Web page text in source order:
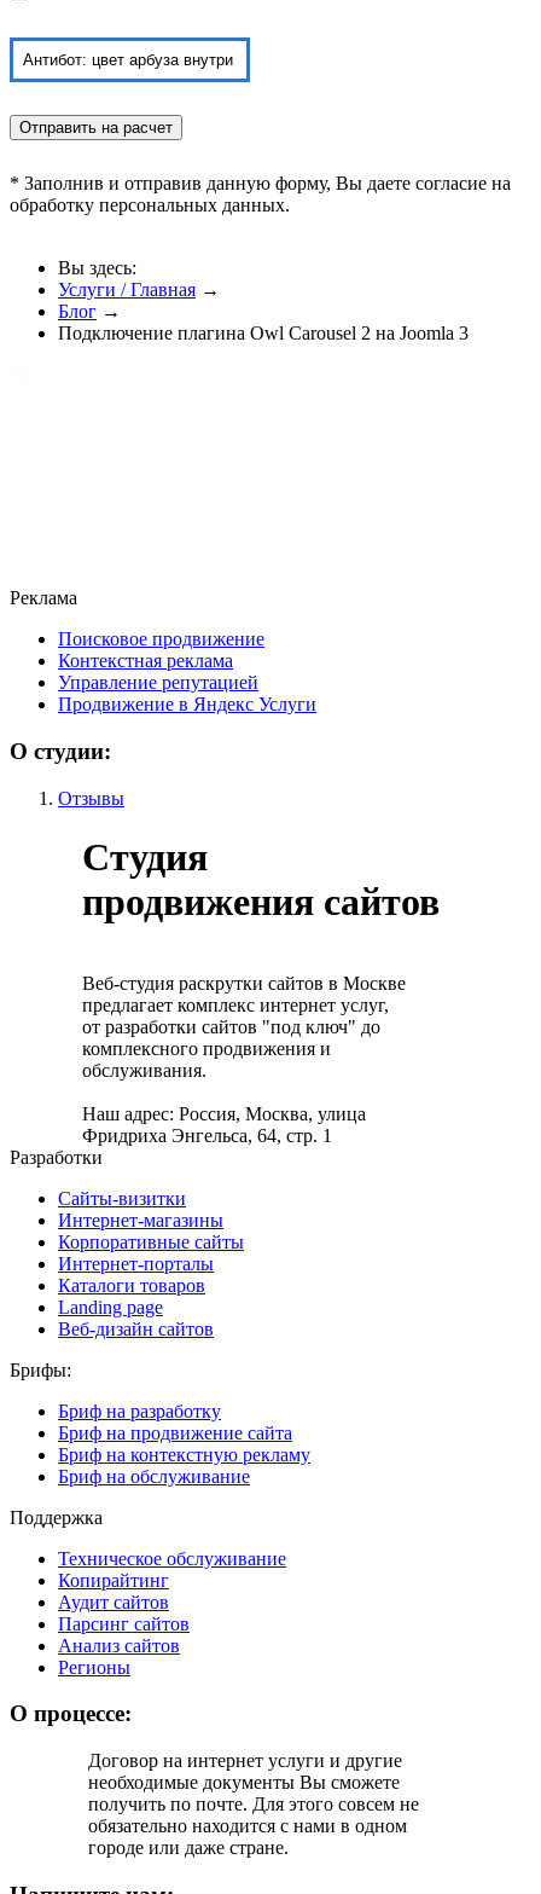
* Заполнив и отправив данную форму, Вы даете согласие на
обработку персональных данных.
Вы здесь:
Услуги / Главная →
Блог →
Подключение плагина Owl Carousel 2 на Joomla 3
Реклама
Поисковое продвижение
Контекстная реклама
Управление репутацией
Продвижение в Яндекс Услуги
О студии:
Отзывы
Студия
продвижения сайтов
Веб-студия раскрутки сайтов в Москве
предлагает комплекс интернет услуг,
от разработки сайтов "под ключ" до
комплексного продвижения и
обслуживания.
Наш адрес: Россия, Москва, улица
Фридриха Энгельса, 64, стр. 1
Разработки
Сайты-визитки
Интернет-магазины
Корпоративные сайты
Интернет-порталы
Каталоги товаров
Landing page
Веб-дизайн сайтов
Брифы:
Бриф на разработку
Бриф на продвижение сайта
Бриф на контекстную рекламу
Бриф на обслуживание
Поддержка
Техническое обслуживание
Копирайтинг
Аудит сайтов
Парсинг сайтов
Анализ сайтов
Регионы
О процессе:
Договор на интернет услуги и другие
необходимые документы Вы cможете
получить по почте. Для этого совсем не
обязательно находится с нами в одном
городе или даже стране.